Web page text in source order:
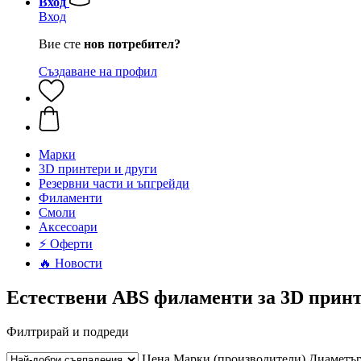
Вход
Вие сте нов потребител?
Създаване на профил
Mарки
3D принтери и други
Резервни части и ъпгрейди
Филаменти
Смоли
Аксесоари
⚡ Оферти
🔥 Новости
Естествени ABS филаменти за 3D
Филтрирай и подреди